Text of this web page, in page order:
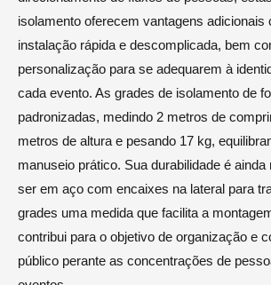
isolamento oferecem vantagens adicionais
instalação rápida e descomplicada, bem
personalização para se adequarem à
cada evento. As grades de isolamento de
padronizadas, medindo 2 metros de
metros de altura e pesando 17 kg,
manuseio prático. Sua durabilidade é
ser em aço com encaixes na lateral para
grades uma medida que facilita a
contribui para o objetivo de organização e
público perante as concentrações de